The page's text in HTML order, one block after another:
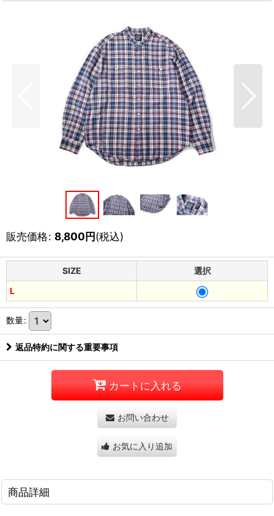
販売価格: 8,800円(税込)
SIZE
選択
L
数量:
返品特約に関する重要事項
カートに入れる
お問い合わせ
お気に入り追加
商品詳細